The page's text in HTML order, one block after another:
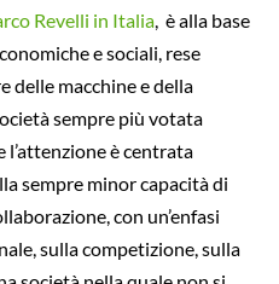
Revelli in Italia, è alla base
e sociali, rese
delle macchine e della
sempre più votata
l’attenzione è centrata
sempre minor capacità di
con un’enfasi
sulla competizione, sulla